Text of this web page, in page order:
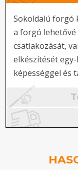
Sokoldalú forgó
a forgó
csatlakozását,
elkészítését
képességgel és